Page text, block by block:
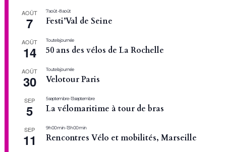
AOÛT
7
7 août-8 août
Festi’Val de Seine
AOÛT
14
Toute la journée
50 ans des vélos de La Rochelle
AOÛT
30
Toute la journée
Velotour Paris
SEP
5
5 septembre-13 septembre
La vélomaritime à tour de bras
SEP
11
9 h 00 min-13 h 00 min
Rencontres Vélo et mobilités, Marseille